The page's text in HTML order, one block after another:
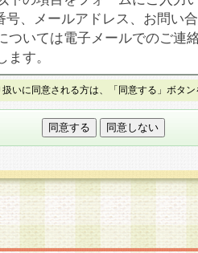
号、メールアドレス、お問い
ついては電子メールでのご連
す。
できない方法による個人情報
セッション管理のためCookie
提供について
報は第三者に提供しません。
ついて
いを外部に委託する場合は、
たす企業を選定して委託を行
扱いに同意される方は、「同意する」ボタ